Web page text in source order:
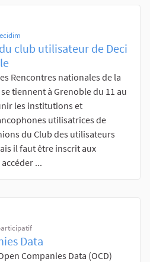
club utilisateur de Deci
Rencontres nationales de la
tiennent à Grenoble du 11 au
les institutions et
utilisatrices de
du Club des utilisateurs
il faut être inscrit aux
...
Data
Companies Data (OCD)